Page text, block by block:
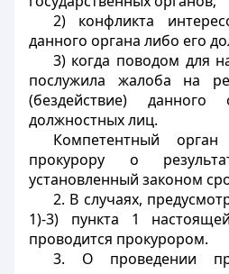
2) конфликта
данного органа либо его
3) когда поводом для
послужила жалоба на
(бездействие)
должностных лиц.
Компетентный
прокурору о
установленный законом
2. В случаях,
1)-3) пункта 1
проводится прокурором.
3. О проведении